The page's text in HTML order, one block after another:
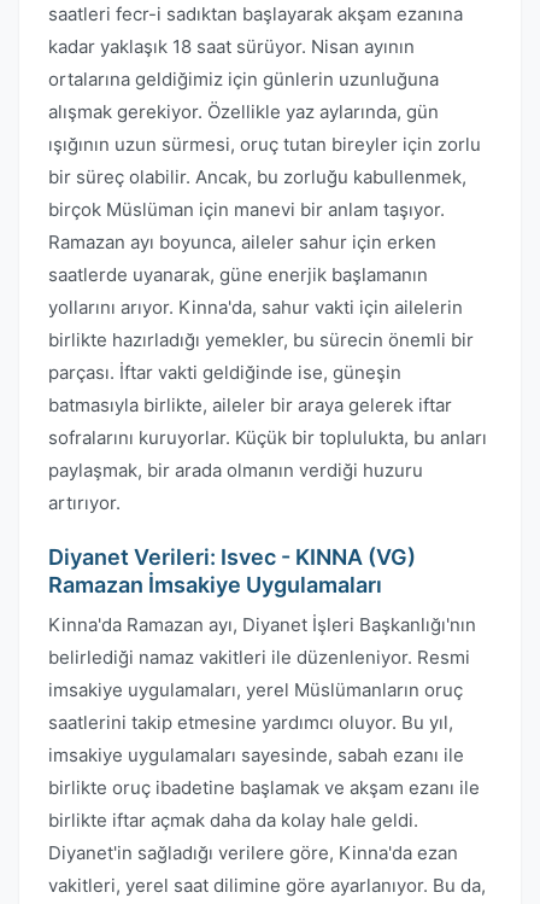
saatleri fecr-i sadıktan başlayarak akşam ezanına
kadar yaklaşık 18 saat sürüyor. Nisan ayının
ortalarına geldiğimiz için günlerin uzunluğuna
alışmak gerekiyor. Özellikle yaz aylarında, gün
ışığının uzun sürmesi, oruç tutan bireyler için zorlu
bir süreç olabilir. Ancak, bu zorluğu kabullenmek,
birçok Müslüman için manevi bir anlam taşıyor.
Ramazan ayı boyunca, aileler sahur için erken
saatlerde uyanarak, güne enerjik başlamanın
yollarını arıyor. Kinna'da, sahur vakti için ailelerin
birlikte hazırladığı yemekler, bu sürecin önemli bir
parçası. İftar vakti geldiğinde ise, güneşin
batmasıyla birlikte, aileler bir araya gelerek iftar
sofralarını kuruyorlar. Küçük bir toplulukta, bu anları
paylaşmak, bir arada olmanın verdiği huzuru
artırıyor.
Diyanet Verileri: Isvec - KINNA (VG)
Ramazan İmsakiye Uygulamaları
Kinna'da Ramazan ayı, Diyanet İşleri Başkanlığı'nın
belirlediği namaz vakitleri ile düzenleniyor. Resmi
imsakiye uygulamaları, yerel Müslümanların oruç
saatlerini takip etmesine yardımcı oluyor. Bu yıl,
imsakiye uygulamaları sayesinde, sabah ezanı ile
birlikte oruç ibadetine başlamak ve akşam ezanı ile
birlikte iftar açmak daha da kolay hale geldi.
Diyanet'in sağladığı verilere göre, Kinna'da ezan
vakitleri, yerel saat dilimine göre ayarlanıyor. Bu da,